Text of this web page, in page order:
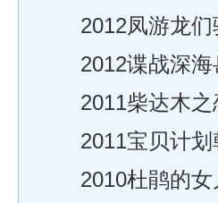
2012凤游龙们
2012谍战深海
2011柴达木之
2011宝贝计划
2010杜鹃的女